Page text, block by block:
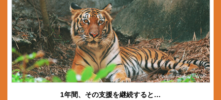
© Vladimir Filonov / WWF
1年間、その支援を継続すると…